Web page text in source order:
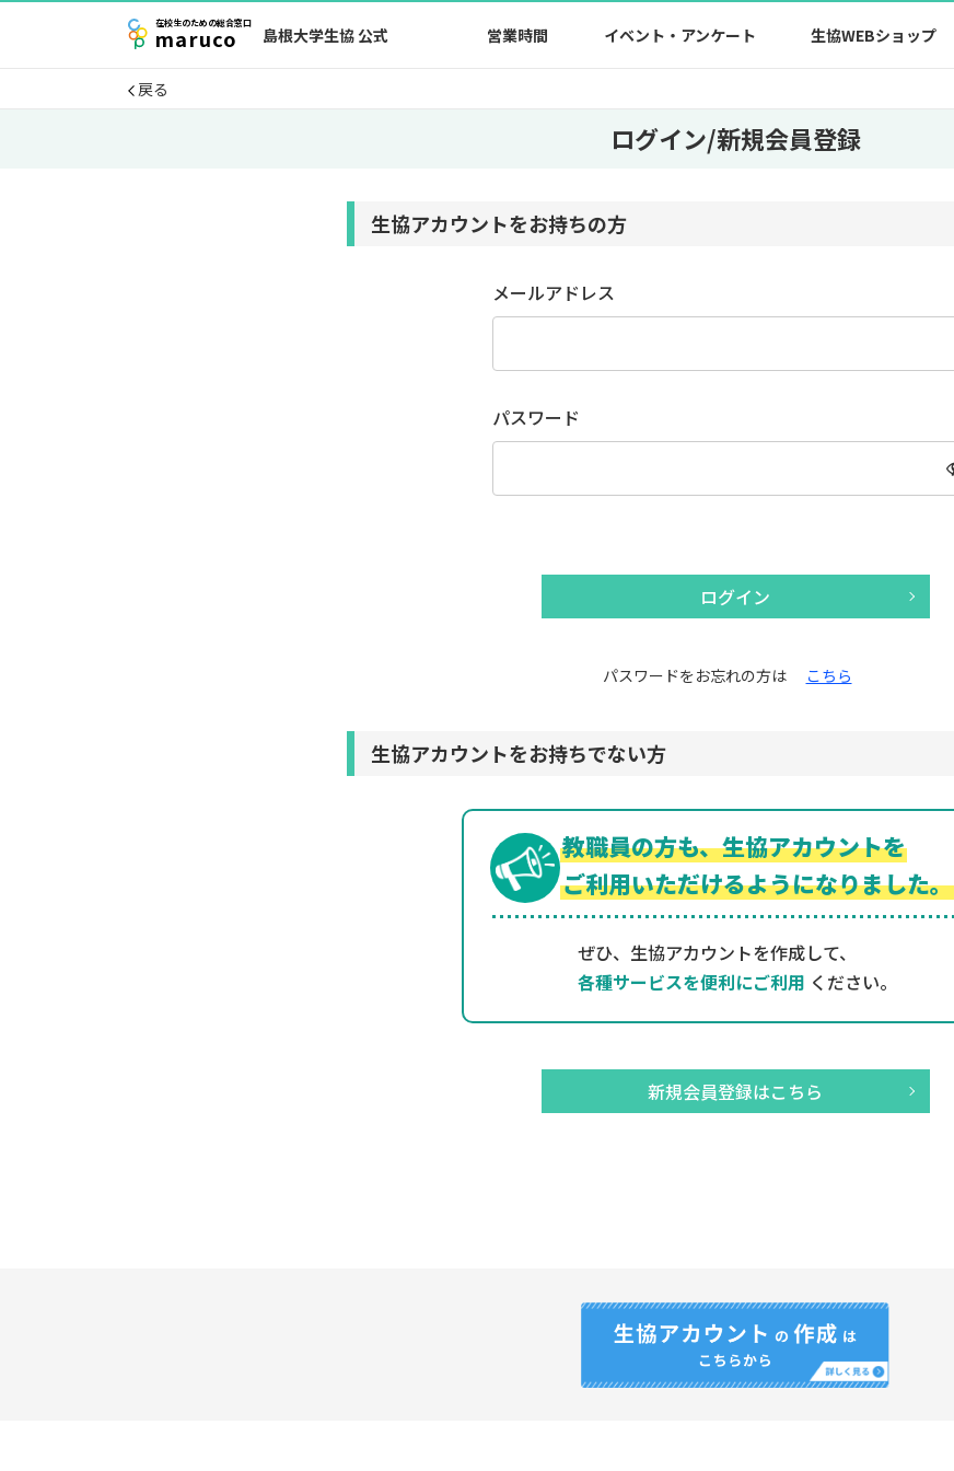
maruco
在校生のための総合窓口
島根大学生協 公式 営業時間 イベント・アンケート 生協WEBショップ
戻る
ログイン/新規会員登録
生協アカウントをお持ちの方
メールアドレス
パスワード
ログイン
パスワードをお忘れの方は こちら
生協アカウントをお持ちでない方
教職員の方も、生協アカウントを
ご利用いただけるようになりました。
ぜひ、生協アカウントを作成して、
各種サービスを便利にご利用 ください。
新規会員登録はこちら